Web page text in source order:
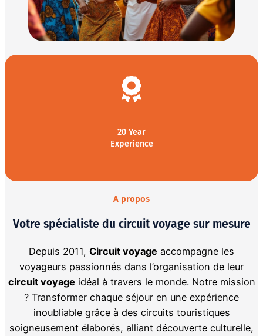
20 Year
Experience
A propos
Votre spécialiste du circuit voyage sur mesure
Depuis 2011, Circuit voyage accompagne les
voyageurs passionnés dans l’organisation de leur
circuit voyage idéal à travers le monde. Notre mission
? Transformer chaque séjour en une expérience
inoubliable grâce à des circuits touristiques
soigneusement élaborés, alliant découverte culturelle,